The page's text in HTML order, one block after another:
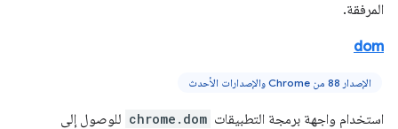
المرفقة.
dom
الإصدار 88 من Chrome والإصدارات الأحدث
استخدام واجهة برمجة التطبيقات chrome.dom للوصول إلى